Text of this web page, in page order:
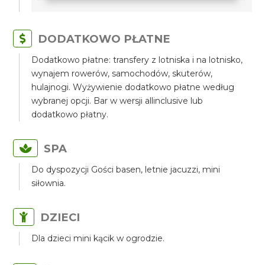
DODATKOWO PŁATNE
Dodatkowo płatne: transfery z lotniska i na lotnisko,
wynajem rowerów, samochodów, skuterów,
hulajnogi. Wyżywienie dodatkowo płatne według
wybranej opcji. Bar w wersji allinclusive lub
dodatkowo płatny.
SPA
Do dyspozycji Gości basen, letnie jacuzzi, mini
siłownia.
DZIECI
Dla dzieci mini kącik w ogrodzie.